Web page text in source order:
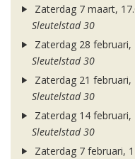
Zaterdag 7 maart,
Sleutelstad 30
Zaterdag 28 februari,
Sleutelstad 30
Zaterdag 21 februari,
Sleutelstad 30
Zaterdag 14 februari,
Sleutelstad 30
Zaterdag 7 februari,